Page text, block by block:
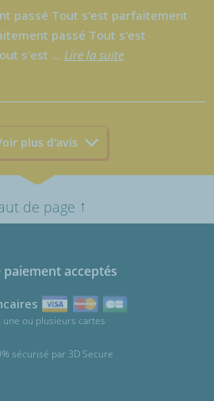
passé Tout s'est parfaitement
passé Tout s'est
s'est ... Lire la suite
plus d'avis
de page ↑
paiement acceptés
une ou plusieurs cartes
sécurisé par 3D Secure